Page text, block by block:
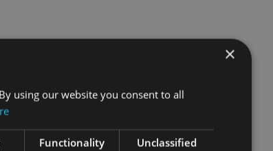
×
using our website you consent to all
Functionality Unclassified